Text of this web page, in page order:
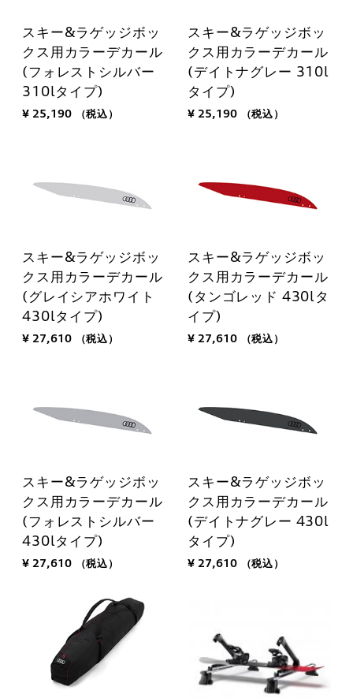
スキー&ラゲッジボッ
クス用カラーデカール
(フォレストシルバー
310lタイプ)
¥ 25,190 （税込）
スキー&ラゲッジボッ
クス用カラーデカール
(デイトナグレー 310l
タイプ)
¥ 25,190 （税込）
スキー&ラゲッジボッ
クス用カラーデカール
(グレイシアホワイト
430lタイプ)
¥ 27,610 （税込）
スキー&ラゲッジボッ
クス用カラーデカール
(タンゴレッド 430lタ
イプ)
¥ 27,610 （税込）
スキー&ラゲッジボッ
クス用カラーデカール
(フォレストシルバー
430lタイプ)
¥ 27,610 （税込）
スキー&ラゲッジボッ
クス用カラーデカール
(デイトナグレー 430l
タイプ)
¥ 27,610 （税込）